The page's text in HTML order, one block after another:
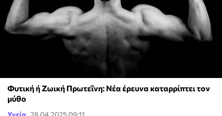
Φυτική ή Ζωική Πρωτεΐνη: Νέα έρευνα καταρρίπτει τον
μύθο
Υγεία 28.04.2025 09:11